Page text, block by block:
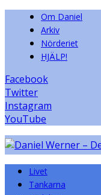
Om Daniel
Arkiv
Nörderiet
HJÄLP!
Facebook
Twitter
Instagram
YouTube
Livet
Tankarna